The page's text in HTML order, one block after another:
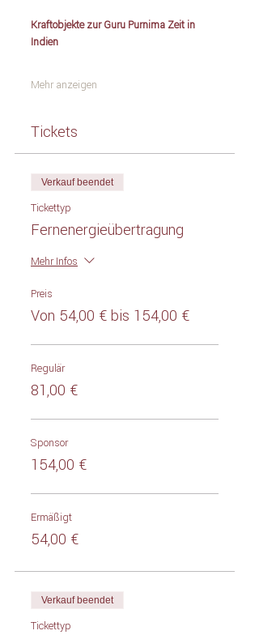
Kraftobjekte zur Guru Purnima Zeit in
Indien
Mehr anzeigen
Tickets
Verkauf beendet
Tickettyp
Fernenergieübertragung
Mehr Infos
Preis
Von 54,00 € bis 154,00 €
Regulär
81,00 €
Sponsor
154,00 €
Ermäßigt
54,00 €
Verkauf beendet
Tickettyp